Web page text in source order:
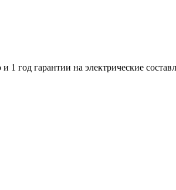
год гарантии на электрические